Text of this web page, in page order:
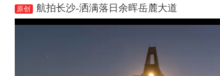
原创 航拍长沙-洒满落日余晖岳麓大道